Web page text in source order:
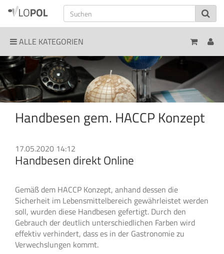
ALLE KATEGORIEN
Handbesen gem. HACCP Konzept
17.05.2020 14:12
Handbesen direkt Online
Gemäß dem HACCP Konzept, anhand dessen die
Sicherheit im Lebensmittelbereich gewährleistet werden
soll, wurden diese Handbesen gefertigt. Durch den
Gebrauch der deutlich unterschiedlichen Farben wird
effektiv verhindert, dass es in der Gastronomie zu
Verwechslungen kommt.